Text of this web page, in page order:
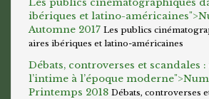
ibériques et latino-américaines">
Automne 2017 Les publics
aires ibériques et latino-américaines
Débats, controverses et scandales :
l’intime à l’époque moderne">
Printemps 2018 Débats, controverses